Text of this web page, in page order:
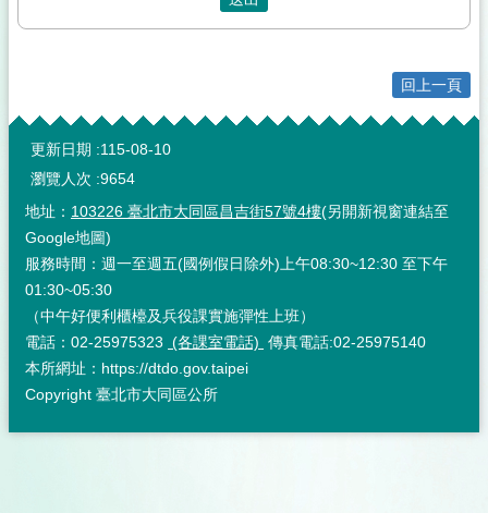
回上一頁
:::
更新日期
115-08-10
瀏覽人次 9654
地址： 103226 臺北市大同區昌吉街57號4樓(另開新視窗連結至
Google地圖)
服務時間：週一至週五(國例假日除外)上午08:30~12:30 至下午
01:30~05:30
（中午好便利櫃檯及兵役課實施彈性上班）
電話：02-25975323 (各課室電話) 傳真電話:02-25975140
本所網址：https://dtdo.gov.taipei
Copyright 臺北市大同區公所